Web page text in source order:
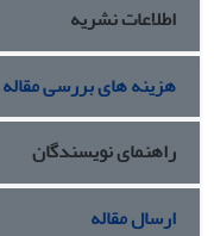
اطلاعات نشریه
هزینه های بررسی مقاله
راهنمای نویسندگان
ارسال مقاله